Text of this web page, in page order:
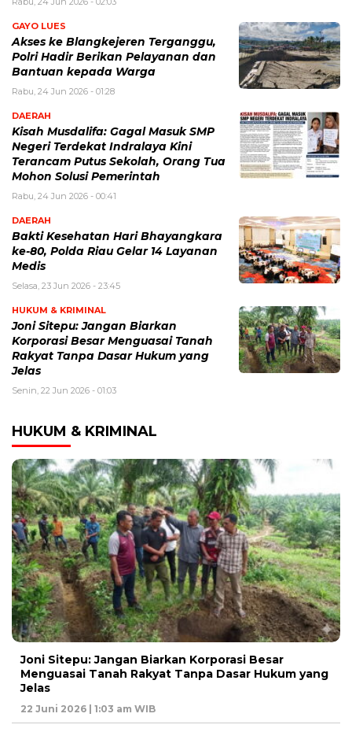
GAYO LUES
Akses ke Blangkejeren Terganggu,
Polri Hadir Berikan Pelayanan dan
Bantuan kepada Warga
Rabu, 24 Jun 2026 - 01:28
DAERAH
Kisah Musdalifa: Gagal Masuk SMP
Negeri Terdekat Indralaya Kini
Terancam Putus Sekolah, Orang Tua
Mohon Solusi Pemerintah
Rabu, 24 Jun 2026 - 00:41
DAERAH
Bakti Kesehatan Hari Bhayangkara
ke-80, Polda Riau Gelar 14 Layanan
Medis
Selasa, 23 Jun 2026 - 23:45
HUKUM & KRIMINAL
Joni Sitepu: Jangan Biarkan
Korporasi Besar Menguasai Tanah
Rakyat Tanpa Dasar Hukum yang
Jelas
Senin, 22 Jun 2026 - 01:03
HUKUM & KRIMINAL
Joni Sitepu: Jangan Biarkan Korporasi Besar
Menguasai Tanah Rakyat Tanpa Dasar Hukum yang
Jelas
22 Juni 2026 | 1:03 am WIB